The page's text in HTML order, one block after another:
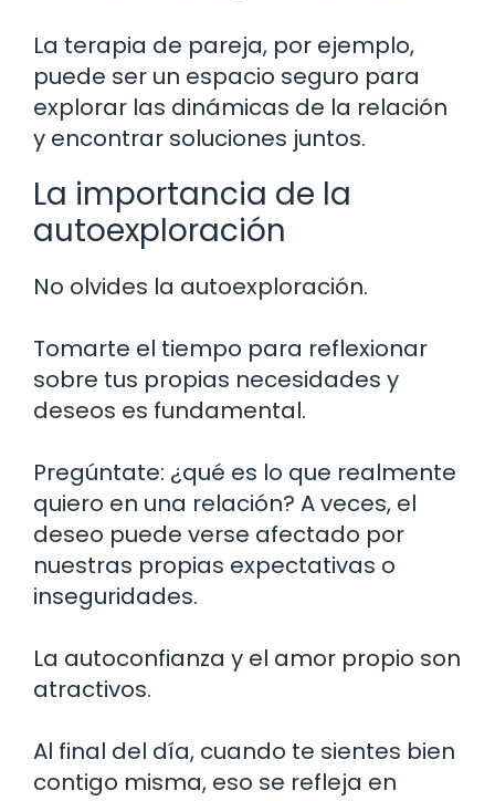
La terapia de pareja, por ejemplo,
puede ser un espacio seguro para
explorar las dinámicas de la relación
y encontrar soluciones juntos.
La importancia de la
autoexploración
No olvides la autoexploración.
Tomarte el tiempo para reflexionar
sobre tus propias necesidades y
deseos es fundamental.
Pregúntate: ¿qué es lo que realmente
quiero en una relación? A veces, el
deseo puede verse afectado por
nuestras propias expectativas o
inseguridades.
La autoconfianza y el amor propio son
atractivos.
Al final del día, cuando te sientes bien
contigo misma, eso se refleja en